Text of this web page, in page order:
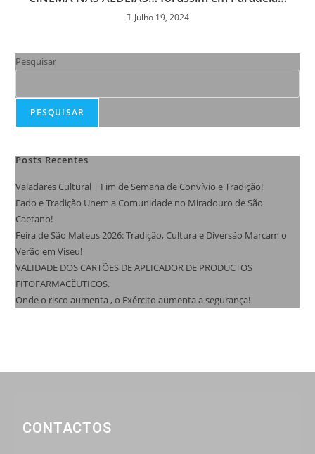
Julho 19, 2024
Pesquisar
PESQUISAR
Posts Recentes
Valadares Cultural | Fim de Semana de Convívio e Tradição!
Fado e Tradição Unem a Comunidade no Miradouro de São
Caetano!
Feira de São Mateus 2026: Tradição, Cultura e Diversão Marcam o
Verão em Viseu!
VALIDADE DOS CARTÕES DE APLICADOR DE PRODUCTOS
FITOFARMACÊUTICOS.
Onde o risco aumenta , o Exército aumenta a segurança!
CONTACTOS